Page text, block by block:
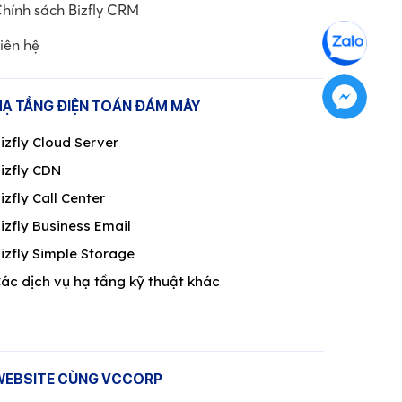
ỨNG DỤNG AI
[Tài liệu] 3 kịch bản dùng AI Agent tư
mùa tuyển sinh 2026
BÀI VIẾT NỔI BẬT
sách Bizfly CRM
hệ
TẦNG ĐIỆN TOÁN ĐÁM MÂY
Cloud Server
CDN
Call Center
Business Email
Simple Storage
dịch vụ hạ tầng kỹ thuật khác
CÙNG VCCORP